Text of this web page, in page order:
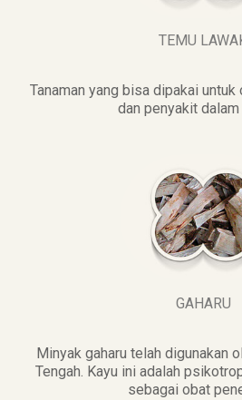
TEMU
Tanaman yang bisa dipakai
dan penyakit dalam
GAHARU
Minyak gaharu telah digunakan
Tengah. Kayu ini adalah
sebagai obat